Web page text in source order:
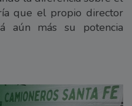
que el propio director
aún más su potencia